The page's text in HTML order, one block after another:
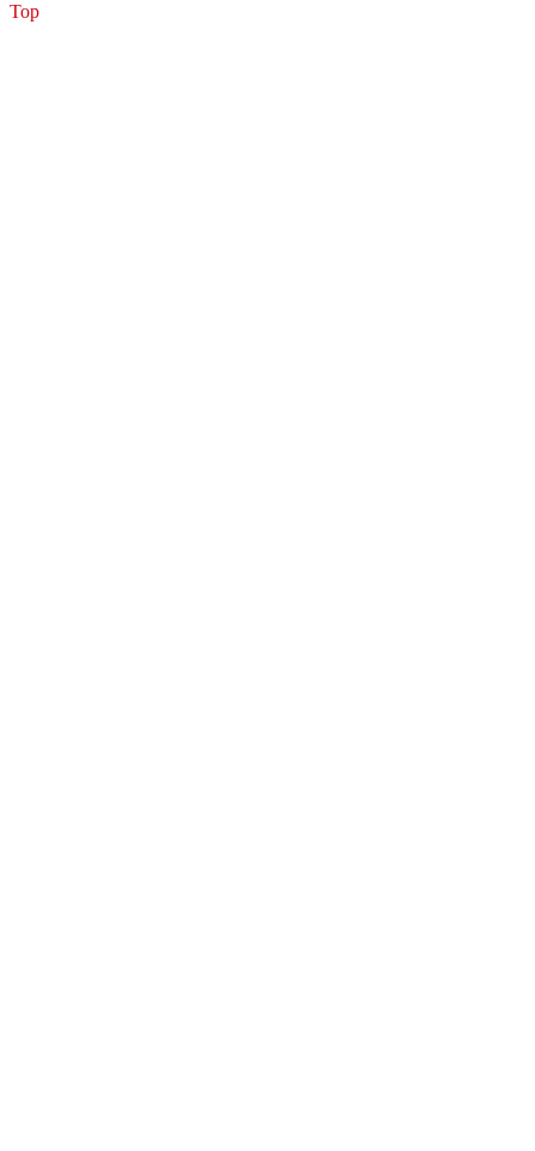
Top